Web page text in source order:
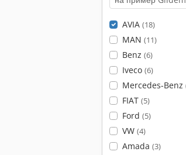
AVIA (18)
MAN (11)
Benz (6)
Iveco (6)
Mercedes-Benz
FIAT (5)
Ford (5)
VW (4)
Amada (3)